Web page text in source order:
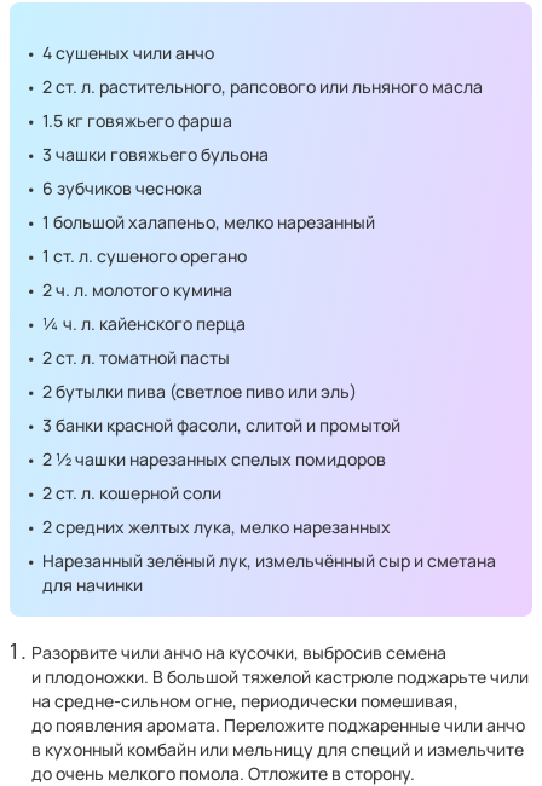
4 сушеных чили анчо
2 ст. л. растительного, рапсового или льняного масла
1.5 кг говяжьего фарша
3 чашки говяжьего бульона
6 зубчиков чеснока
1 большой халапеньо, мелко нарезанный
1 ст. л. сушеного орегано
2 ч. л. молотого кумина
¼ ч. л. кайенского перца
2 ст. л. томатной пасты
2 бутылки пива (светлое пиво или эль)
3 банки красной фасоли, слитой и промытой
2 ½ чашки нарезанных спелых помидоров
2 ст. л. кошерной соли
2 средних желтых лука, мелко нарезанных
Нарезанный зелёный лук, измельчённый сыр и сметана
для начинки
Разорвите чили анчо на кусочки, выбросив семена
и плодоножки. В большой тяжелой кастрюле поджарьте чили
на средне-сильном огне, периодически помешивая,
до появления аромата. Переложите поджаренные чили анчо
в кухонный комбайн или мельницу для специй и измельчите
до очень мелкого помола. Отложите в сторону.